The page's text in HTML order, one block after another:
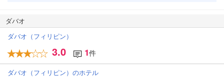
ダバオ
ダバオ（フィリピン）
3.0 1件
ダバオ（フィリピン）のホテル